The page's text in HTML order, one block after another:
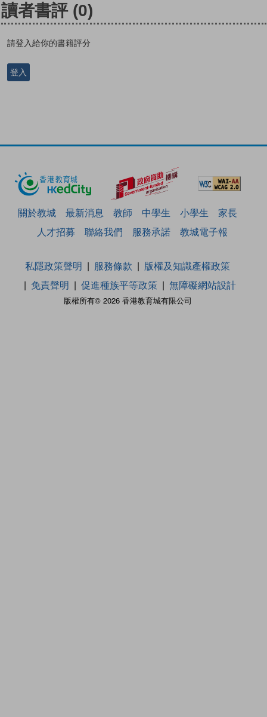
讀者書評 (0)
請登入給你的書籍評分
登入
關於教城 最新消息 教師 中學生 小學生
家長
人才招募
聯絡我們 服務承諾 教城電子報
版權所有© 2026 香港教育城有限公司
私隱政策聲明 服務條款
版權及知識產權政策
免責聲明
促進種族平等政策 無障礙網站設計